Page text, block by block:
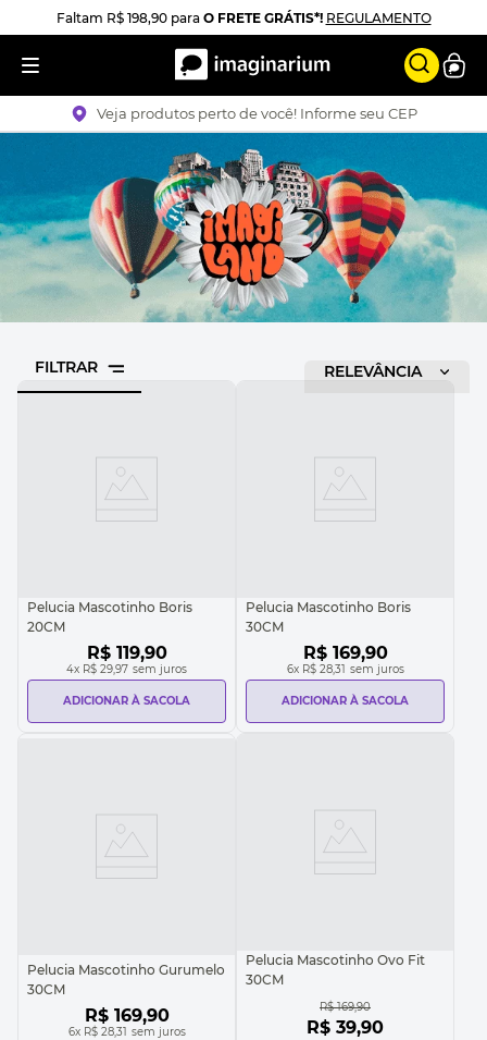
Faltam R$ 198,90paraO FRETE GRÁTIS*! REGULAMENTO
Veja produtos perto de você! Informe seu CEP
FILTRAR RELEVÂNCIA
Pelucia Mascotinho Boris
20CM
R$ 119,90
4x R$ 29,97 sem juros
ADICIONAR À SACOLA
Pelucia Mascotinho Boris
30CM
R$ 169,90
6x R$ 28,31 sem juros
ADICIONAR À SACOLA
Pelucia Mascotinho Gurumelo
30CM
R$ 169,90
6x R$ 28,31 sem juros
Pelucia Mascotinho Ovo Fit
30CM
R$ 169,90
R$ 39,90